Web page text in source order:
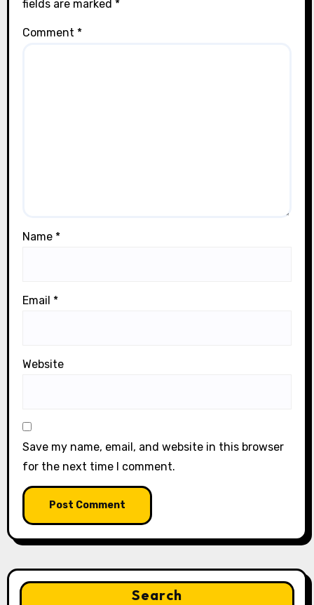
fields are marked *
Comment *
Name *
Email *
Website
Save my name, email, and website in this browser
for the next time I comment.
Search